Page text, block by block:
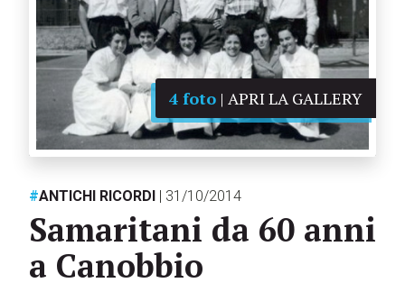
4 foto | APRI LA GALLERY
#ANTICHI RICORDI | 31/10/2014
Samaritani da 60 anni
a Canobbio